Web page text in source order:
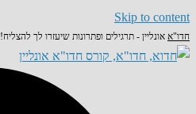
Skip to content
חדו"א אונליין - תרגילים ופתרונות שיעזרו לך להצליח!